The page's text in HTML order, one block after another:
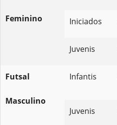
Feminino Iniciados
Juvenis
Futsal
Masculino
Infantis
Juvenis